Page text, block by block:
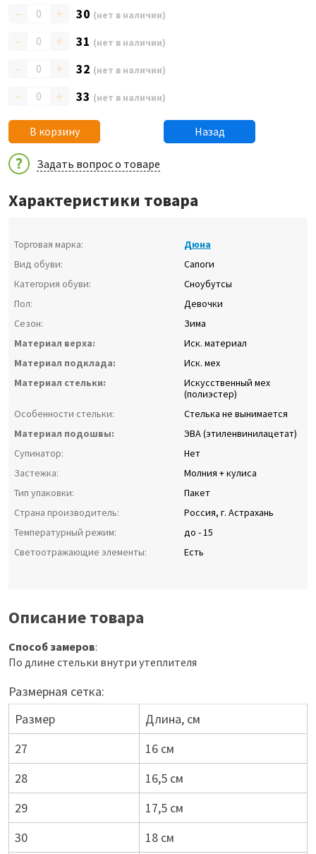
– + 30 (нет в наличии)
– + 31 (нет в наличии)
– + 32 (нет в наличии)
– + 33 (нет в наличии)
В корзину Назад
Задать вопрос о товаре
Характеристики товара
Торговая марка:
Дюна
Вид обуви:
Сапоги
Категория обуви:
Сноубутсы
Пол:
Девочки
Сезон:
Зима
Материал верха:
Иск. материал
Материал подклада:
Иск. мех
Материал стельки:
Искусственный мех
(полиэстер)
Особенности стельки:
Стелька не вынимается
Материал подошвы:
ЭВА (этиленвинилацетат)
Супинатор:
Нет
Застежка:
Молния + кулиса
Тип упаковки:
Пакет
Страна производитель:
Россия, г. Астрахань
Температурный режим:
до - 15
Светоотражающие элементы:
Есть
Описание товара
Способ замеров:
По длине стельки внутри утеплителя
Размерная сетка:
Размер
Длина, см
27
16 см
28
16,5 см
29
17,5 см
30
18 см